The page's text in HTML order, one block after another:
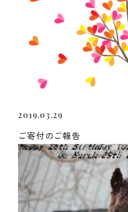
2019.03.29
ご寄付のご報告